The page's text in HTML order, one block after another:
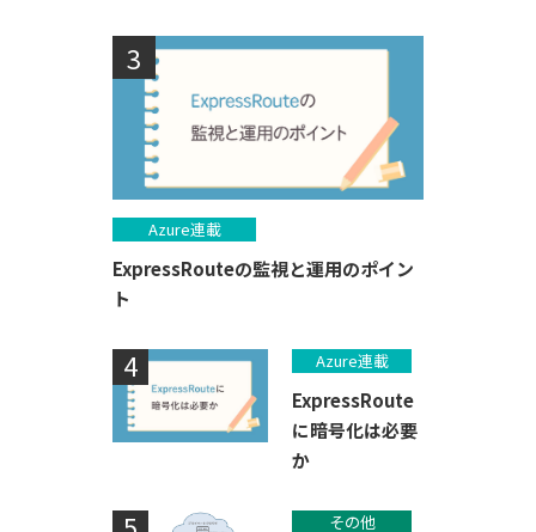
Azure連載
ExpressRouteの監視と運用のポイン
ト
Azure連載
ExpressRoute
に暗号化は必要
か
その他